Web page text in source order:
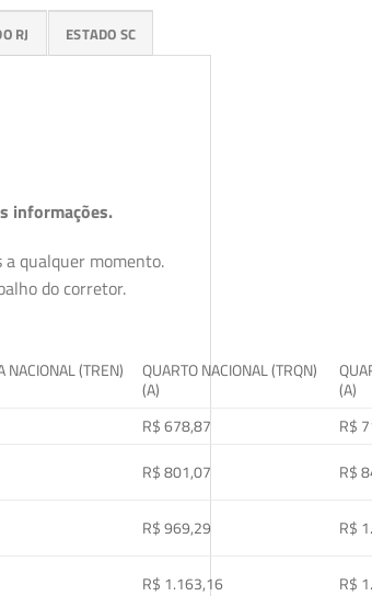
RJ ESTADO SC
informações.
a qualquer momento.
do corretor.
NACIONAL (TREN)
QUARTO NACIONAL (TRQN)
(A)
(A)
R$ 678,87
R$
R$ 801,07
R$
R$ 969,29
R$
R$ 1.163,16
R$